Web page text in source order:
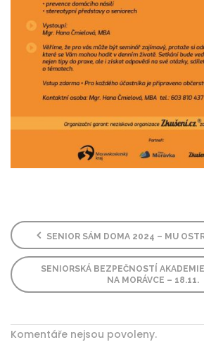
SENIOR SÁM DOMA 2024 – MU
SENIORSKÁ BEZPEČNOSTÍ
NA MORÁVCE – 18.11.
Komentáře nejsou povoleny.